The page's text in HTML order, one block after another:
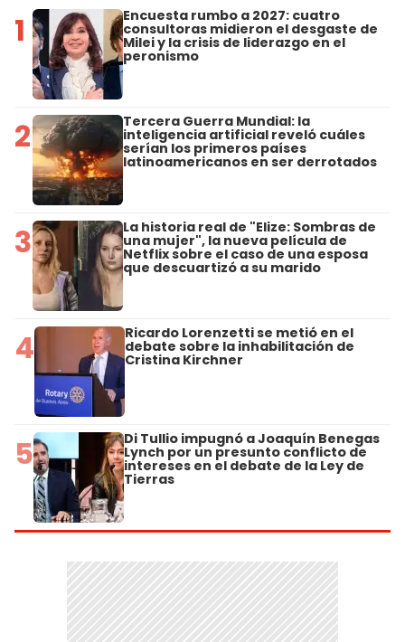
1 Encuesta rumbo a 2027: cuatro
consultoras midieron el desgaste de
Milei y la crisis de liderazgo en el
peronismo
2 Tercera Guerra Mundial: la
inteligencia artificial reveló cuáles
serían los primeros países
latinoamericanos en ser derrotados
3 La historia real de "Elize: Sombras de
una mujer", la nueva película de
Netflix sobre el caso de una esposa
que descuartizó a su marido
4 Ricardo Lorenzetti se metió en el
debate sobre la inhabilitación de
Cristina Kirchner
5 Di Tullio impugnó a Joaquín Benegas
Lynch por un presunto conflicto de
intereses en el debate de la Ley de
Tierras